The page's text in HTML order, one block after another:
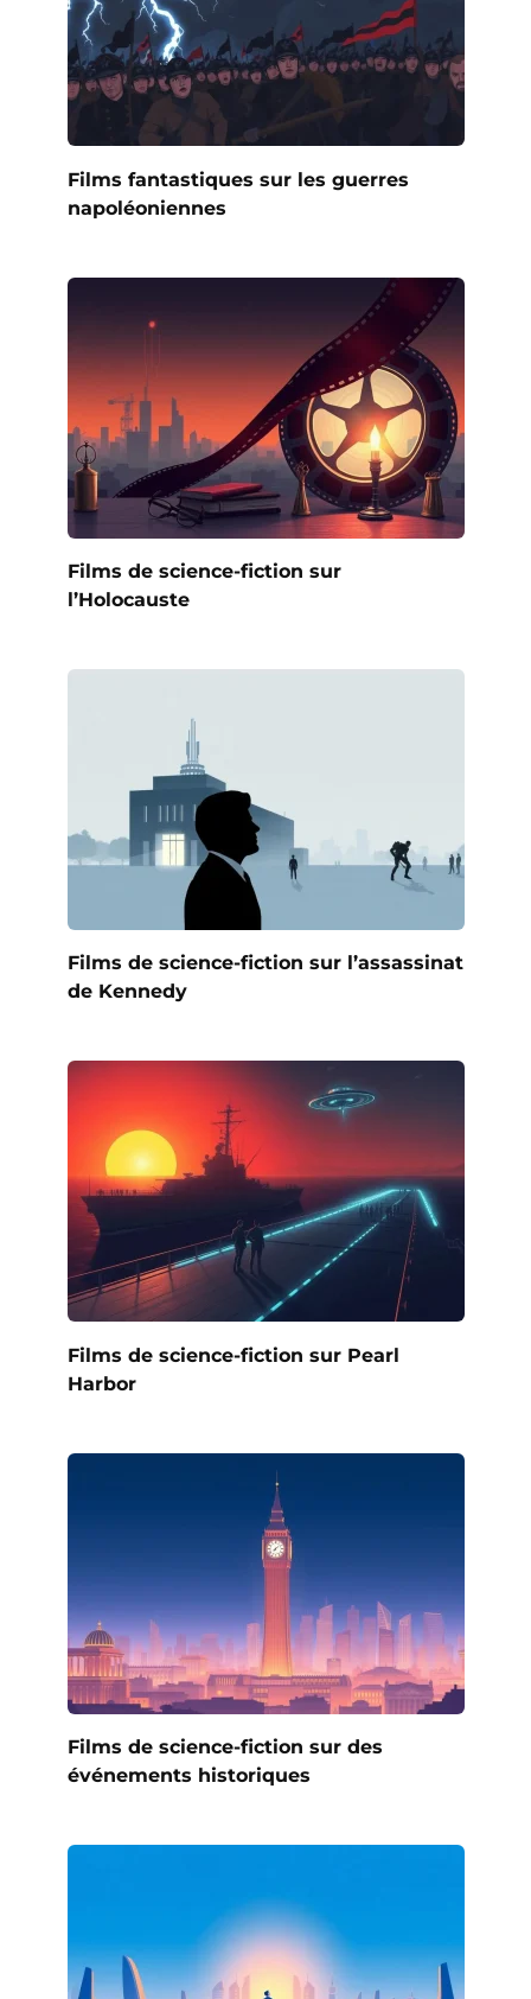
Films fantastiques sur les guerres
napoléoniennes
Films de science-fiction sur
l’Holocauste
Films de science-fiction sur l’assassinat
de Kennedy
Films de science-fiction sur Pearl
Harbor
Films de science-fiction sur des
événements historiques